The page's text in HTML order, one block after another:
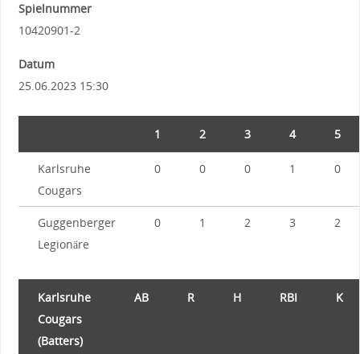
Spielnummer
10420901-2
Datum
25.06.2023 15:30
1 2 3 4 5
Karlsruhe
Cougars
0 0 0 1 0
Guggenberger
Legionäre
0 1 2 3 2
Karlsruhe
Cougars
(Batters)
AB R H RBI K